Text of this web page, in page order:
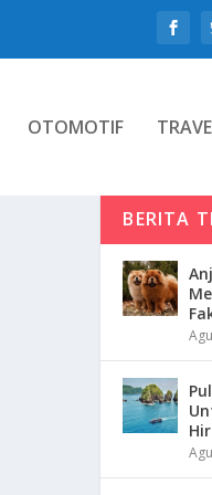
OTOMOTIF
BERITA